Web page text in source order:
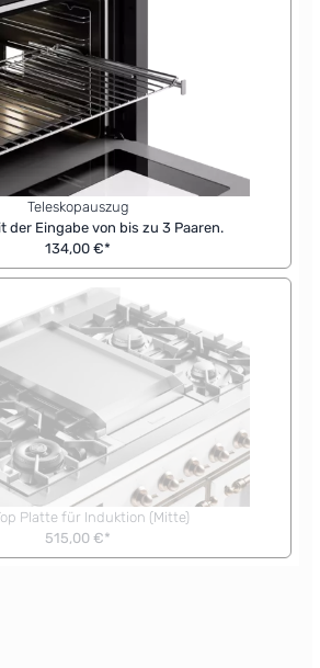
Teleskopauszug
der Eingabe von bis zu 3 Paaren.
134,00 €*
Platte für Induktion (Mitte)
515,00 €*